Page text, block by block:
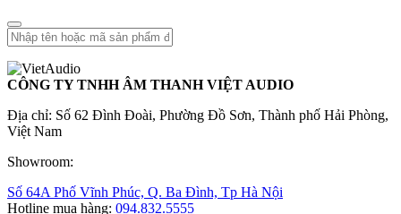
CÔNG TY TNHH ÂM THANH VIỆT AUDIO
Địa chỉ: Số 62 Đình Đoài, Phường Đồ Sơn, Thành phố Hải Phòng,
Việt Nam
Showroom:
Số 64A Phố Vĩnh Phúc, Q. Ba Đình, Tp Hà Nội
Hotline mua hàng: 094.832.5555